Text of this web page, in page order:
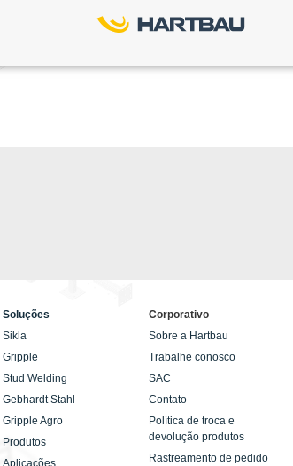
Soluções
Sikla
Gripple
Stud Welding
Gebhardt Stahl
Gripple Agro
Produtos
Aplicações
Corporativo
Sobre a Hartbau
Trabalhe conosco
SAC
Contato
Política de troca e
devolução produtos
Rastreamento de pedido